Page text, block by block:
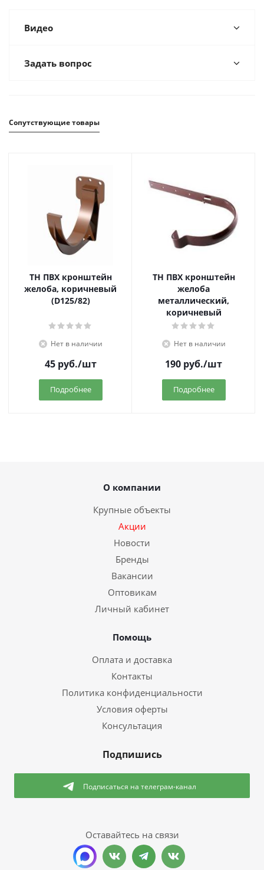
Видео
Задать вопрос
Сопутствующие товары
ТН ПВХ кронштейн
желоба, коричневый
(D125/82)
Нет в наличии
45руб./шт
Подробнее
ТН ПВХ кронштейн
желоба
металлический,
коричневый
Нет в наличии
190 руб./шт
Подробнее
О компании
Крупные объекты
Акции
Новости
Бренды
Вакансии
Оптовикам
Личный кабинет
Помощь
Оплата и доставка
Контакты
Политика конфиденциальности
Условия оферты
Консультация
Подпишись
Подписаться на телеграм-канал
Оставайтесь на связи